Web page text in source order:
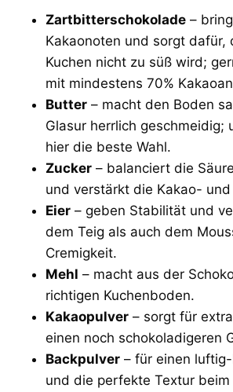
Zartbitterschokolade –
Kakaonoten und sorgt dafür,
Kuchen nicht zu süß wird;
mit mindestens 70%
Butter – macht den Boden
Glasur herrlich geschmeidig;
hier die beste Wahl.
Zucker – balanciert die
und verstärkt die Kakao-
Eier – geben Stabilität und
dem Teig als auch dem
Cremigkeit.
Mehl – macht aus der
richtigen Kuchenboden.
Kakaopulver – sorgt für
einen noch schokoladigeren
Backpulver – für einen
und die perfekte Textur